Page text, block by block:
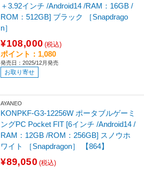
＋3.92インチ /Android14 /RAM：16GB /
ROM：512GB] ブラック ［Snapdrago
n］
¥108,000 (税込)
ポイント：1,080
発売日：2025/12月発売
お取り寄せ
AYANEO
KONPKF-G3-12256W ポータブルゲーミ
ングPC Pocket FIT [6インチ /Android14 /
RAM：12GB /ROM：256GB] スノウホ
ワイト ［Snapdragon］ 【864】
¥89,050 (税込)